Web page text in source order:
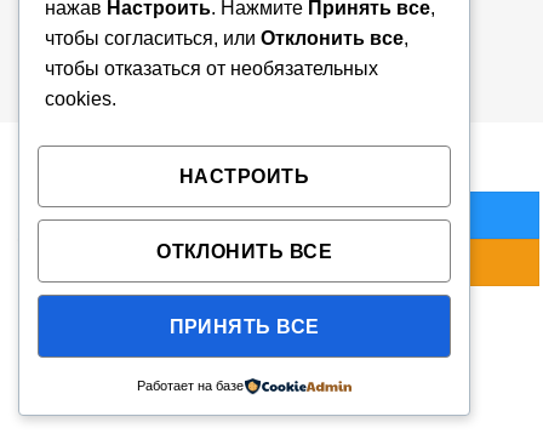
Регистрация от 26.07.2024г. Мингорисполком. В
торговом реестре N725576 от 27.08.2024г.
Copyright 2026 © VTEMA.BY
нажав Настроить. Нажмите Принять все,
чтобы согласиться, или Отклонить все,
чтобы отказаться от необязательных
cookies.
НАСТРОИТЬ
ОТКЛОНИТЬ ВСЕ
ПРИНЯТЬ ВСЕ
Работает на базе
Количество товара Электрогриль Braun MultiGrill
В КОРЗИНУ
КУПИТЬ СЕЙЧАС